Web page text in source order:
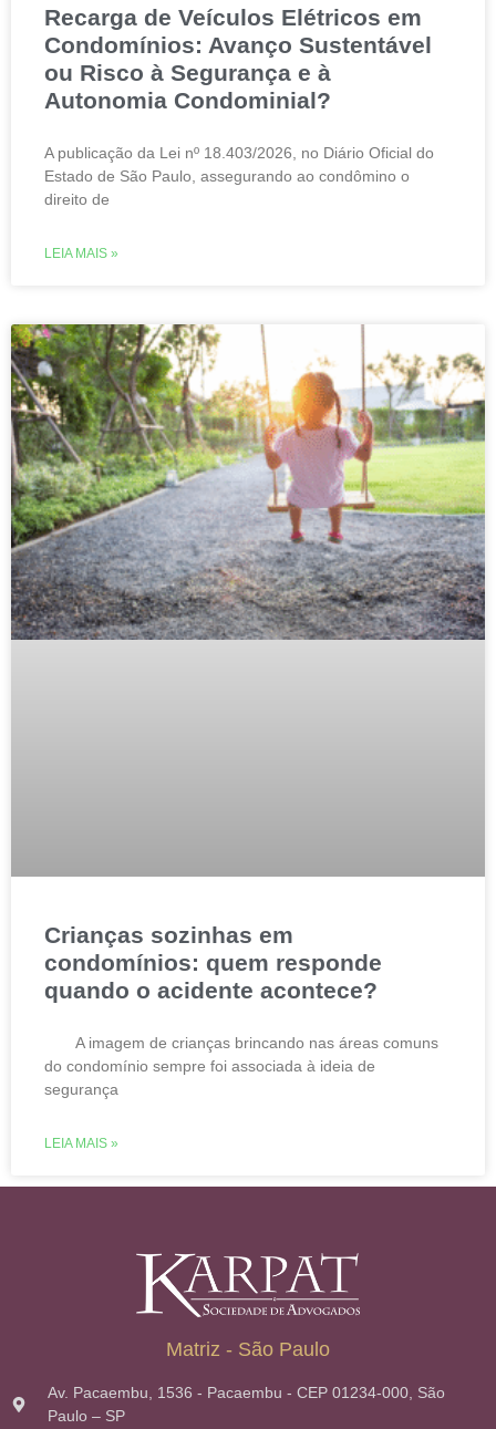
Recarga de Veículos Elétricos em
Condomínios: Avanço Sustentável
ou Risco à Segurança e à
Autonomia Condominial?
A publicação da Lei nº 18.403/2026, no Diário Oficial do
Estado de São Paulo, assegurando ao condômino o
direito de
LEIA MAIS »
Crianças sozinhas em
condomínios: quem responde
quando o acidente acontece?
A imagem de crianças brincando nas áreas comuns
do condomínio sempre foi associada à ideia de
segurança
LEIA MAIS »
Matriz - São Paulo
Av. Pacaembu, 1536 - Pacaembu - CEP 01234-000, São
Paulo – SP